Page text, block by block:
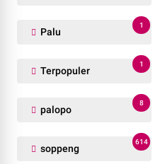
Palu
1
Terpopuler
1
palopo
8
soppeng
614